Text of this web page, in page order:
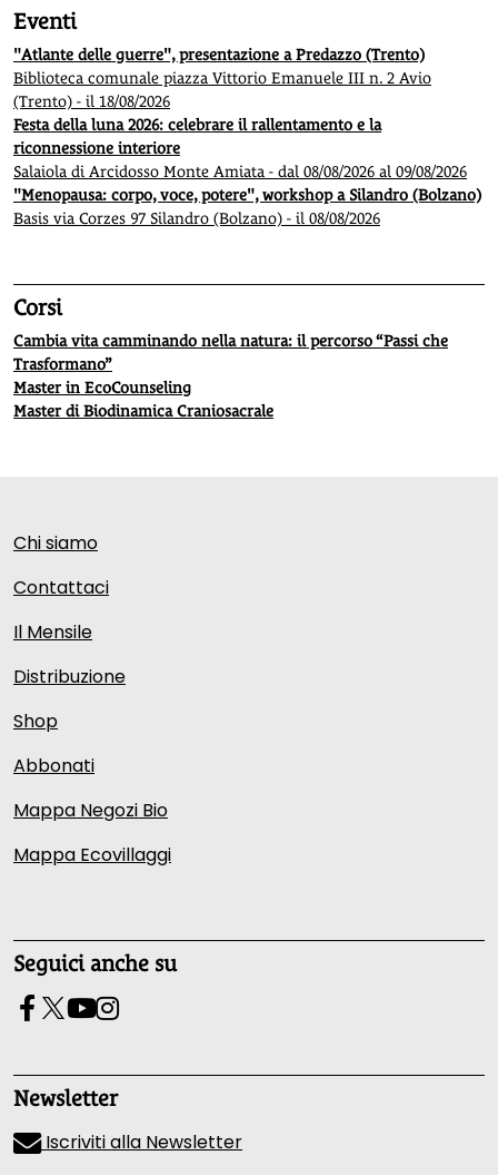
Eventi
"Atlante delle guerre", presentazione a Predazzo (Trento)
Biblioteca comunale piazza Vittorio Emanuele III n. 2 Avio
(Trento) - il 18/08/2026
Festa della luna 2026: celebrare il rallentamento e la
riconnessione interiore
Salaiola di Arcidosso Monte Amiata - dal 08/08/2026 al 09/08/2026
"Menopausa: corpo, voce, potere", workshop a Silandro (Bolzano)
Basis via Corzes 97 Silandro (Bolzano) - il 08/08/2026
Corsi
Cambia vita camminando nella natura: il percorso “Passi che
Trasformano”
Master in EcoCounseling
Master di Biodinamica Craniosacrale
Chi siamo
Contattaci
Il Mensile
Distribuzione
Shop
Abbonati
Mappa Negozi Bio
Mappa Ecovillaggi
Seguici anche su
Newsletter
Iscriviti alla Newsletter